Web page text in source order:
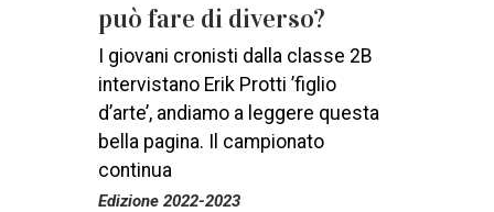
può fare di diverso?
I giovani cronisti dalla classe 2B
intervistano Erik Protti ’figlio
d’arte’, andiamo a leggere questa
bella pagina. Il campionato
continua
Edizione 2022-2023